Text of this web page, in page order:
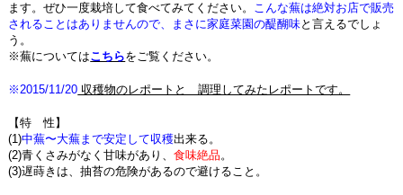
ます。ぜひ一度栽培して食べてみてください。 こんな蕪は絶対お店で販売
されることはありませんので、まさに家庭菜園の醍醐味と言えるでしょ
う。
※蕪についてはこちらをご覧ください。
※2015/11/20 収穫物のレポートと 調理してみたレポートです。
【特 性】
(1)中蕪〜大蕪まで安定して収穫出来る。
(2)青くさみがなく甘味があり、食味絶品 。
(3)遅蒔きは、抽苔の危険があるので避けること。